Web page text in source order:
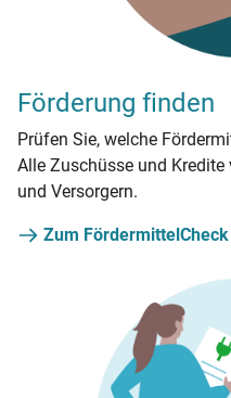
Förderung finden
Prüfen Sie, welche
Alle Zuschüsse und
und Versorgern.
Zum FördermittelCheck